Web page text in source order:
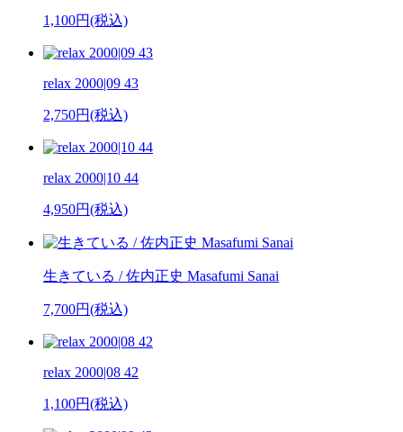
1,100円(税込)
relax 2000|09 43
2,750円(税込)
relax 2000|10 44
4,950円(税込)
生きている / 佐内正史 Masafumi Sanai
7,700円(税込)
relax 2000|08 42
1,100円(税込)